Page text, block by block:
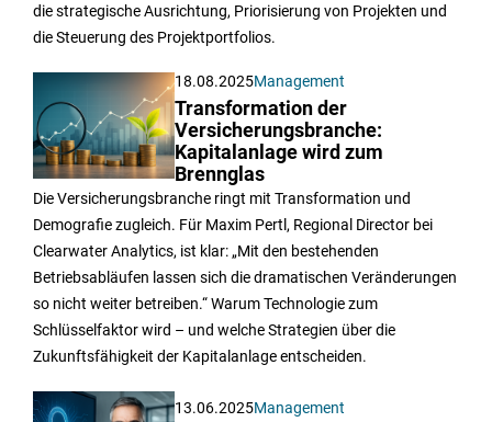
die strategische Ausrichtung, Priorisierung von Projekten und
die Steuerung des Projektportfolios.
18.08.2025Management
Transformation der
Versicherungsbranche:
Kapitalanlage wird zum
Brennglas
Die Versicherungsbranche ringt mit Transformation und
Demografie zugleich. Für Maxim Pertl, Regional Director bei
Clearwater Analytics, ist klar: „Mit den bestehenden
Betriebsabläufen lassen sich die dramatischen Veränderungen
so nicht weiter betreiben.“ Warum Technologie zum
Schlüsselfaktor wird – und welche Strategien über die
Zukunftsfähigkeit der Kapitalanlage entscheiden.
13.06.2025Management